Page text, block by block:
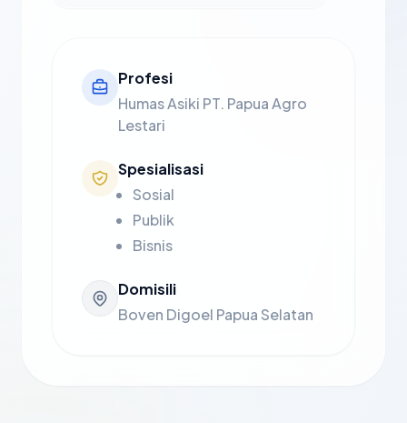
Profesi
Humas Asiki PT. Papua Agro
Lestari
Spesialisasi
Sosial
Publik
Bisnis
Domisili
Boven Digoel Papua Selatan